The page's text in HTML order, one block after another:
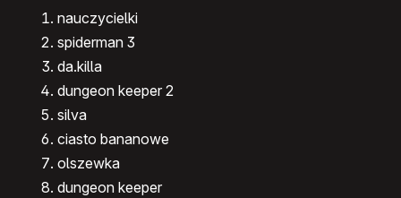
nauczycielki
spiderman 3
da.killa
dungeon keeper 2
silva
ciasto bananowe
olszewka
dungeon keeper